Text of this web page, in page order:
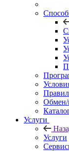
Обмен/
Услуги
Услуги